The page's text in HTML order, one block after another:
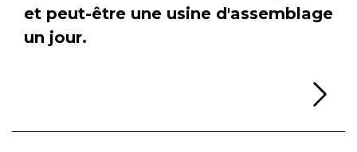
et peut-être une usine d'assemblage
un jour.